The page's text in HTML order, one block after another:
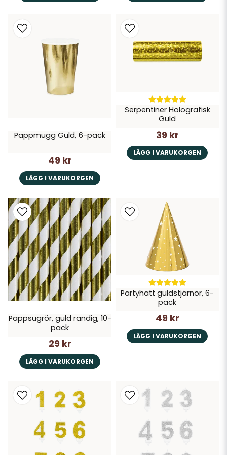
Pappmugg Guld, 6-pack
49 kr
LÄGG I VARUKORGEN
Serpentiner Holografisk
Guld
39 kr
LÄGG I VARUKORGEN
Pappsugrör, guld randig, 10-
pack
29 kr
LÄGG I VARUKORGEN
Partyhatt guldstjärnor, 6-
pack
49 kr
LÄGG I VARUKORGEN